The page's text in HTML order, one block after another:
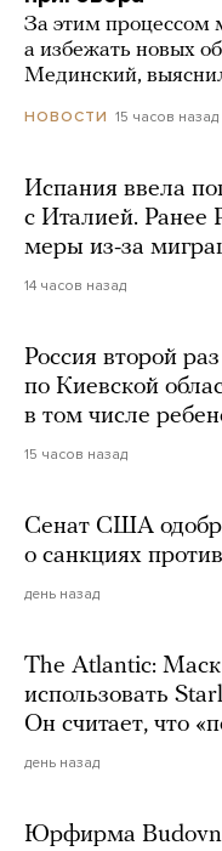
За этим процессом
а избежать новых
Мединский,
НОВОСТИ 15 часов назад
Испания ввела
с Италией. Ранее
меры из-за
14 часов назад
Россия второй
по Киевской
в том числе
15 часов назад
Сенат США
о санкциях
день назад
The Atlantic: Маск
использовать
Он считает, что
день назад
Юрфирма